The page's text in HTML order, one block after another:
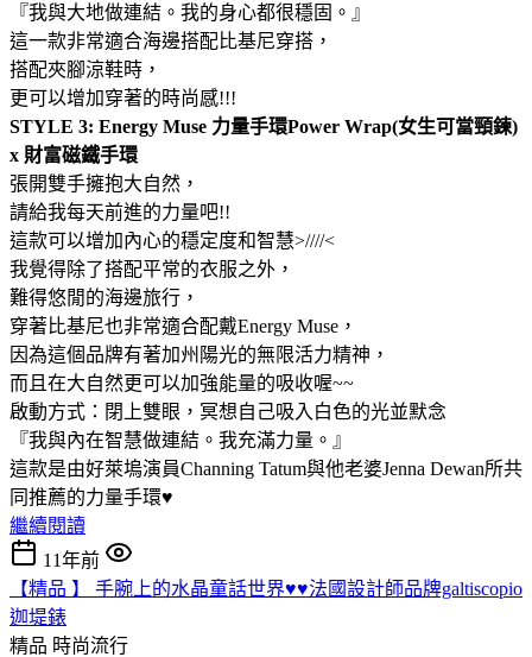
『我與大地做連結。我的身心都很穩固。』
這一款非常適合海邊搭配比基尼穿搭，
搭配夾腳涼鞋時，
更可以增加穿著的時尚感!!!
STYLE 3: Energy Muse 力量手環Power Wrap(女生可當頸鍊)
x 財富磁鐵手環
張開雙手擁抱大自然，
請給我每天前進的力量吧!!
這款可以增加內心的穩定度和智慧>////<
我覺得除了搭配平常的衣服之外，
難得悠閒的海邊旅行，
穿著比基尼也非常適合配戴Energy Muse，
因為這個品牌有著加州陽光的無限活力精神，
而且在大自然更可以加強能量的吸收喔~~
啟動方式：閉上雙眼，冥想自己吸入白色的光並默念
『我與內在智慧做連結。我充滿力量。』
這款是由好萊塢演員Channing Tatum與他老婆Jenna Dewan所共
同推薦的力量手環♥
繼續閱讀
11年前
【精品 】 手腕上的水晶童話世界♥♥法國設計師品牌galtiscopio
迦堤錶
精品 時尚流行